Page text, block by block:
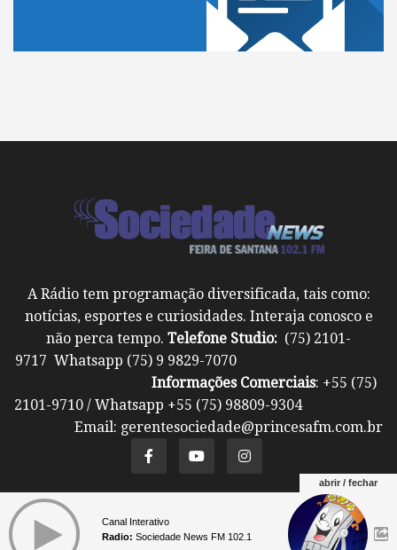
A Rádio tem programação diversificada, tais como:
notícias, esportes e curiosidades. Interaja conosco e
não perca tempo. Telefone Studio: (75) 2101-
9717 Whatsapp (75) 9 9829-7070
Informações Comerciais: +55 (75)
2101-9710 / Whatsapp +55 (75) 98809-9304
Email: gerentesociedade@princesafm.com.br
Um site pertencente a Fundação Santo Antônio ©
Todos os direitos reservados.
abrir / fechar
Canal Interativo
Radio: Sociedade News FM 102.1